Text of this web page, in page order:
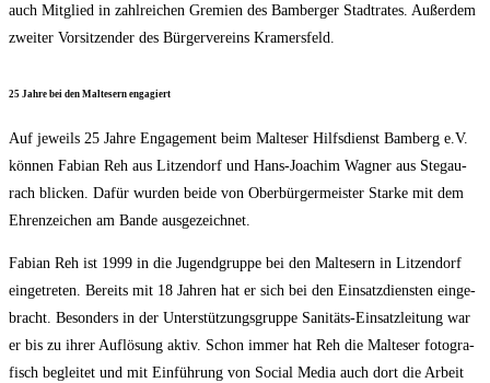
auch Mit­glied in zahl­rei­chen Gre­mi­en des Bam­ber­ger Stadt­ra­tes. Außer­dem
zwei­ter Vor­sit­zen­der des Bür­ger­ver­eins Kramersfeld.
25 Jah­re bei den Mal­te­sern engagiert
Auf jeweils 25 Jah­re Enga­ge­ment beim Mal­te­ser Hilfs­dienst Bam­berg e.V.
kön­nen Fabi­an Reh aus Lit­zen­dorf und Hans-Joa­chim Wag­ner aus Ste­gau­
rach bli­cken. Dafür wur­den bei­de von Ober­bür­ger­meis­ter Star­ke mit dem
Ehren­zei­chen am Ban­de ausgezeichnet.
Fabi­an Reh ist 1999 in die Jugend­grup­pe bei den Mal­te­sern in Lit­zen­dorf
ein­ge­tre­ten. Bereits mit 18 Jah­ren hat er sich bei den Ein­satz­diens­ten ein­ge­
bracht. Beson­ders in der Unter­stüt­zungs­grup­pe Sani­täts-Ein­satz­lei­tung war
er bis zu ihrer Auf­lö­sung aktiv. Schon immer hat Reh die Mal­te­ser foto­gra­
fisch beglei­tet und mit Ein­füh­rung von Social Media auch dort die Arbeit